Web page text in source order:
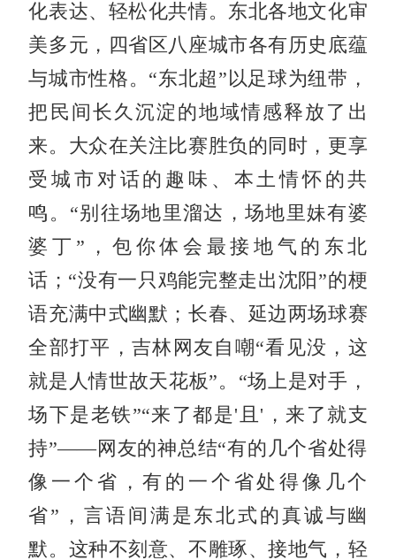
化表达、轻松化共情。东北各地文化审
美多元，四省区八座城市各有历史底蕴
与城市性格。“东北超”以足球为纽带，
把民间长久沉淀的地域情感释放了出
来。大众在关注比赛胜负的同时，更享
受城市对话的趣味、本土情怀的共
鸣。“别往场地里溜达，场地里妹有婆
婆丁”，包你体会最接地气的东北
话；“没有一只鸡能完整走出沈阳”的梗
语充满中式幽默；长春、延边两场球赛
全部打平，吉林网友自嘲“看见没，这
就是人情世故天花板”。“场上是对手，
场下是老铁”“来了都是'且'，来了就支
持”——网友的神总结“有的几个省处得
像一个省，有的一个省处得像几个
省”，言语间满是东北式的真诚与幽
默。这种不刻意、不雕琢、接地气，轻